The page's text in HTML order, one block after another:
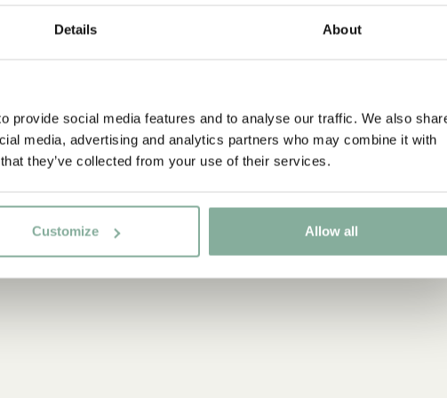
Details About
provide social media features and to analyse our traffic. We also
media, advertising and analytics partners who may combine it with
they’ve collected from your use of their services.
Customize Allow all
Emaille-